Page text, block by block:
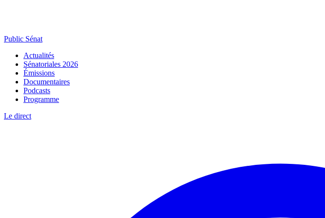
Public Sénat
Actualités
Sénatoriales 2026
Émissions
Documentaires
Podcasts
Programme
Le direct